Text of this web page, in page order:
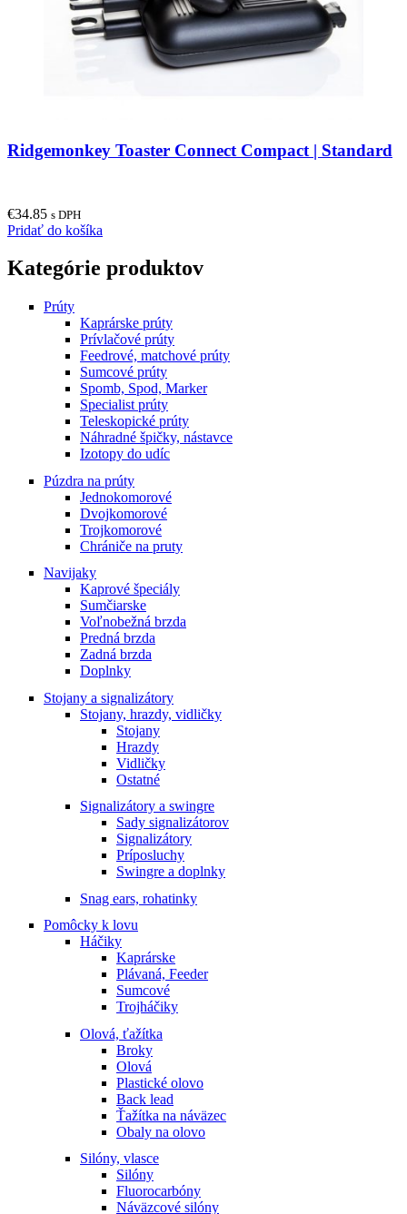
Ridgemonkey Toaster Connect Compact | Standard
€34.85 s DPH
Pridať do košíka
Kategórie produktov
Prúty
Kaprárske prúty
Prívlačové prúty
Feedrové, matchové prúty
Sumcové prúty
Spomb, Spod, Marker
Specialist prúty
Teleskopické prúty
Náhradné špičky, nástavce
Izotopy do udíc
Púzdra na prúty
Jednokomorové
Dvojkomorové
Trojkomorové
Chrániče na pruty
Navijaky
Kaprové špeciály
Sumčiarske
Voľnobežná brzda
Predná brzda
Zadná brzda
Doplnky
Stojany a signalizátory
Stojany, hrazdy, vidličky
Stojany
Hrazdy
Vidličky
Ostatné
Signalizátory a swingre
Sady signalizátorov
Signalizátory
Príposluchy
Swingre a doplnky
Snag ears, rohatinky
Pomôcky k lovu
Háčiky
Kaprárske
Plávaná, Feeder
Sumcové
Trojháčiky
Olová, ťažítka
Broky
Olová
Plastické olovo
Back lead
Ťažítka na náväzec
Obaly na olovo
Silóny, vlasce
Silóny
Fluorocarbóny
Náväzcové silóny